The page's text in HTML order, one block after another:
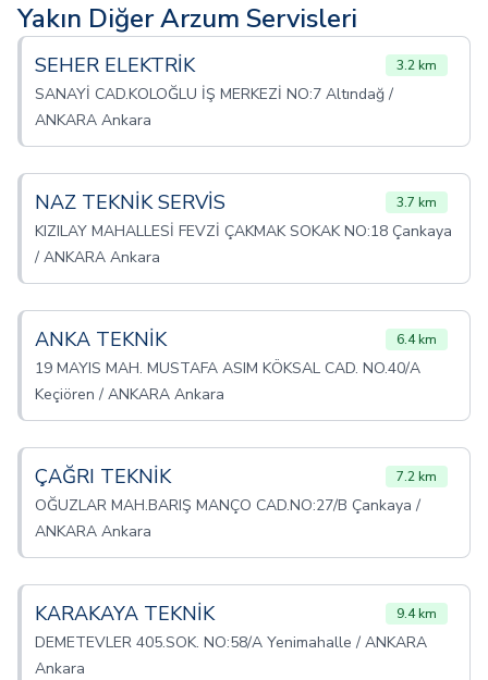
Yakın Diğer Arzum Servisleri
SEHER ELEKTRİK 3.2 km
SANAYİ CAD.KOLOĞLU İŞ MERKEZİ NO:7 Altındağ /
ANKARA Ankara
NAZ TEKNİK SERVİS 3.7 km
KIZILAY MAHALLESİ FEVZİ ÇAKMAK SOKAK NO:18 Çankaya
/ ANKARA Ankara
ANKA TEKNİK 6.4 km
19 MAYIS MAH. MUSTAFA ASIM KÖKSAL CAD. NO.40/A
Keçiören / ANKARA Ankara
ÇAĞRI TEKNİK 7.2 km
OĞUZLAR MAH.BARIŞ MANÇO CAD.NO:27/B Çankaya /
ANKARA Ankara
KARAKAYA TEKNİK 9.4 km
DEMETEVLER 405.SOK. NO:58/A Yenimahalle / ANKARA
Ankara